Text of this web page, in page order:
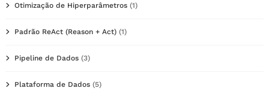
Otimização de Hiperparâmetros (1)
Padrão ReAct (Reason + Act) (1)
Pipeline de Dados (3)
Plataforma de Dados (5)